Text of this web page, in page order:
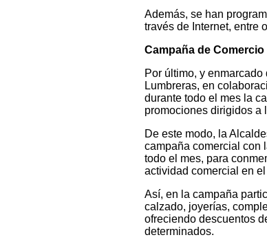
Además, se han
través de Internet, entre
Campaña de
Por último, y
Lumbreras, en
durante todo el mes la
promociones dirigidos a
De este modo, la
campaña comercial con
todo el mes, para
actividad comercial en
Así, en la campaña
calzado, joyerías,
ofreciendo descuentos
determinados.